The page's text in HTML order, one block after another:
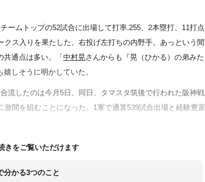
ムトップの52試合に出場して打率.255、2本塁打、11打点
ス入りを果たした、右投げ左打ちの内野手。あっという間
共通点は多い。「中村晃さんからも『晃（ひかる）の弟みた
しそうに明かしていた。
したのは今月5日。同日、タマスタ筑後で行われた阪神戦
間を組むことになった。1軍で通算539試合出場と経験豊富
きをご覧いただけます
分かる3つのこと